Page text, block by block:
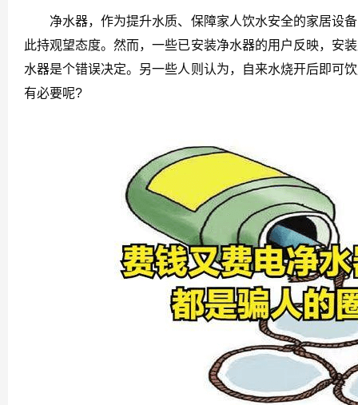
净水器，作为提升水质、保障家人饮水安全的家居设备
此持观望态度。然而，一些已安装净水器的用户反映，安
水器是个错误决定。另一些人则认为，自来水烧开后即可
有必要呢?